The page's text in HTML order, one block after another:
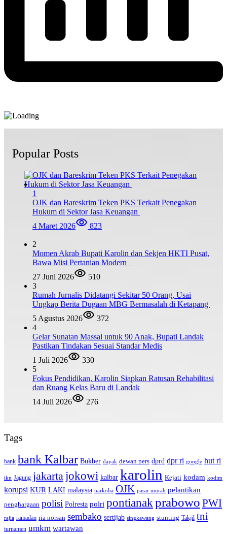
Popular Posts
1
OJK dan Bareskrim Teken PKS Terkait Penegakan
Hukum di Sektor Jasa Keuangan
4 Maret 2026
823
2
Momen Akrab Bupati Karolin dan Sekjen HKTI Pusat,
Bawa Misi Pertanian Modern
27 Juni 2026
510
3
Rumah Jurnalis Didatangi Sekitar 50 Orang, Usai
Ungkap Berita Dugaan MBG Bermasalah di Ketapang
5 Agustus 2026
372
4
Gelar Sunatan Massal untuk 90 Anak, Bupati Landak
Pastikan Tindakan Sesuai Standar Medis
1 Juli 2026
330
5
Fokus Pendidikan, Karolin Siapkan Ratusan Rehabilitasi
dan Ruang Kelas Baru di Landak
14 Juli 2026
276
Tags
bank bank Kalbar Bukber dayak dewan pers dprd dpr ri google hut ri
ikn Jagung jakarta jokowi kalbar karolin Kejati kodam kodim
korupsi KUR LAKI malaysia narkoba OJK pasar murah pelantikan
penghargaan polisi Polresta polri pontianakprabowo PWI
rajia ramadan ria norsan sembako sertijab singkawang stunting Takjil tni
turnamen umkm wartawan